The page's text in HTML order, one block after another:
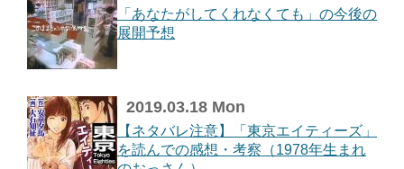
「あなたがしてくれなくても」の今後の
展開予想
2019.03.18 Mon
【ネタバレ注意】「東京エイティーズ」
を読んでの感想・考察（1978年生まれ